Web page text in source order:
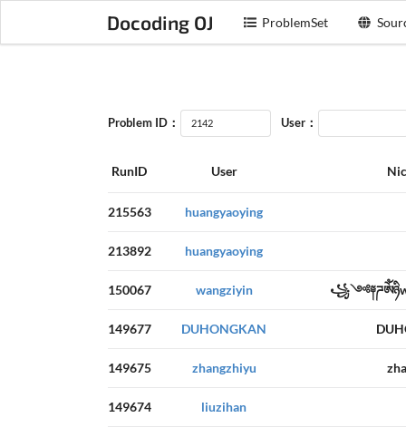
Docoding OJ ProblemSet
Problem ID： User：
RunID User
215563 huangyaoying
213892 huangyaoying
150067 wangziyin
149677 DUHONGKAN
149675 zhangzhiyu
149674 liuzihan